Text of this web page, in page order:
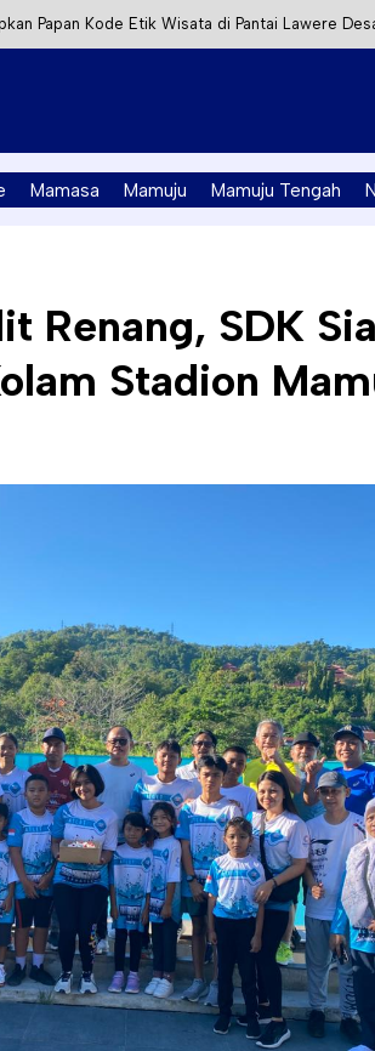
Papan Kode Etik Wisata di Pantai Lawere
Ditangkap, Satu Lagi Kabur ke
Mamuju Soroti Kejanggalan Kasus Tambang
Mamasa Mamuju Mamuju Tengah
Renang, SDK
Stadion